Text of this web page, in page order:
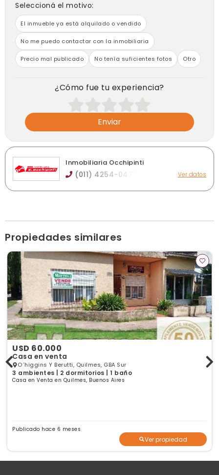
Seleccioná el motivo:
El inmueble ya está alquilado o vendido
No me puedo contactar con la inmobiliaria
Precio mal publicado No tenía suficientes fotos Otro
¿Cómo fue tu experiencia?
Enviar
Inmobiliaria Occhipinti
(011) 4254-0475 Ver datos
Ver publicaciones de la inmobiliaria
Propiedades similares
USD 60.000
Casa en venta
O´higgins Y Berutti, Quilmes, GBA Sur
3 ambientes | 2 dormitorios | 1 baño
Casa en Venta en Quilmes, Buenos Aires
Publicado hace 6 meses
Ver propiedad